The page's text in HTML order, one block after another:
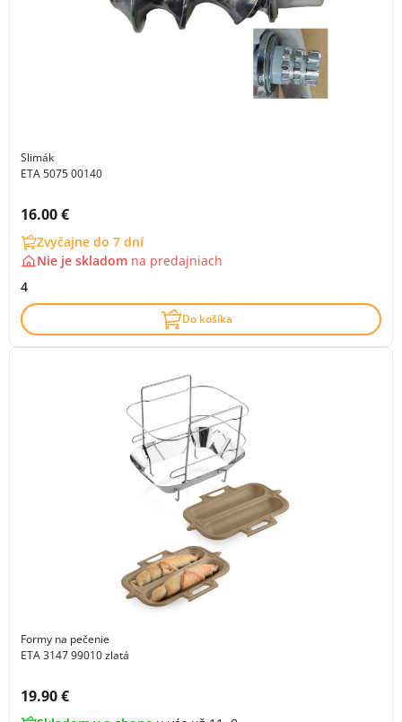
Slimák
ETA 5075 00140
Cena s DPH:
16.00 €
Zvyčajne do 7 dní
Nie je skladom na predajniach
4
Do košíka
Formy na pečenie
ETA 3147 99010 zlatá
Cena s DPH:
19.90 €